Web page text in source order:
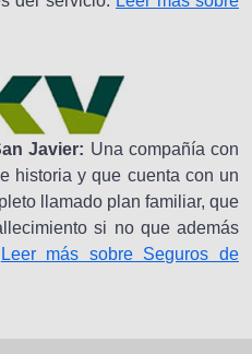
Javier: Una compañía con
historia y que cuenta con un
llamado plan familiar, que
si no que además
Leer más sobre Seguros de